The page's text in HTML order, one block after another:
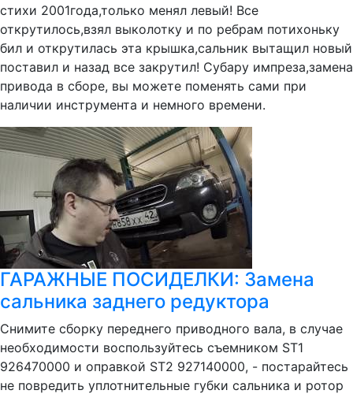
стихи 2001года,только менял левый! Все
открутилось,взял выколотку и по ребрам потихоньку
бил и открутилась эта крышка,сальник вытащил новый
поставил и назад все закрутил! Субару импреза,замена
привода в сборе, вы можете поменять сами при
наличии инструмента и немного времени.
ГАРАЖНЫЕ ПОСИДЕЛКИ: Замена
сальника заднего редуктора
Снимите сборку переднего приводного вала, в случае
необходимости воспользуйтесь съемником ST1
926470000 и оправкой ST2 927140000, - постарайтесь
не повредить уплотнительные губки сальника и ротор